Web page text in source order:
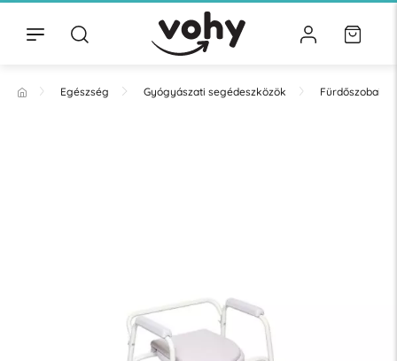
Egészség Gyógyászati segédeszközök Fürdőszobai